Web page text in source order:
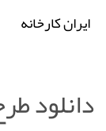
ایران کارخانه
دانلود